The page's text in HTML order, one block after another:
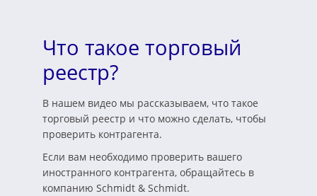
Что такое торговый
реестр?
В нашем видео мы рассказываем, что такое
торговый реестр и что можно сделать, чтобы
проверить контрагента.
Если вам необходимо проверить вашего
иностранного контрагента, обращайтесь в
компанию Schmidt & Schmidt.